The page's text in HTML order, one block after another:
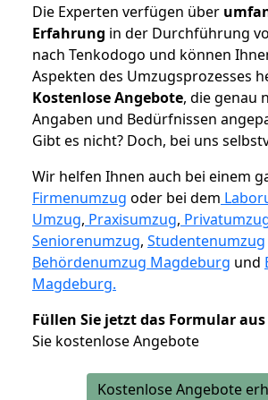
Die Experten verfügen über
Erfahrung in der Durchführung
nach Tenkodogo und können
Aspekten des Umzugsprozesses
Kostenlose Angebote, die genau
Angaben und Bedürfnissen
Gibt es nicht? Doch, bei uns
Wir helfen Ihnen auch bei einem
Firmenumzug oder bei dem
Umzug, Praxisumzug,
Seniorenumzug, Studentenumzug
Behördenumzug Magdeburg und
Magdeburg.
Füllen Sie jetzt das Formular aus
Sie kostenlose Angebote
Kostenlose Angebote